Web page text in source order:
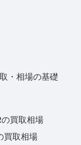
・相場の基礎
買取相場
買取相場